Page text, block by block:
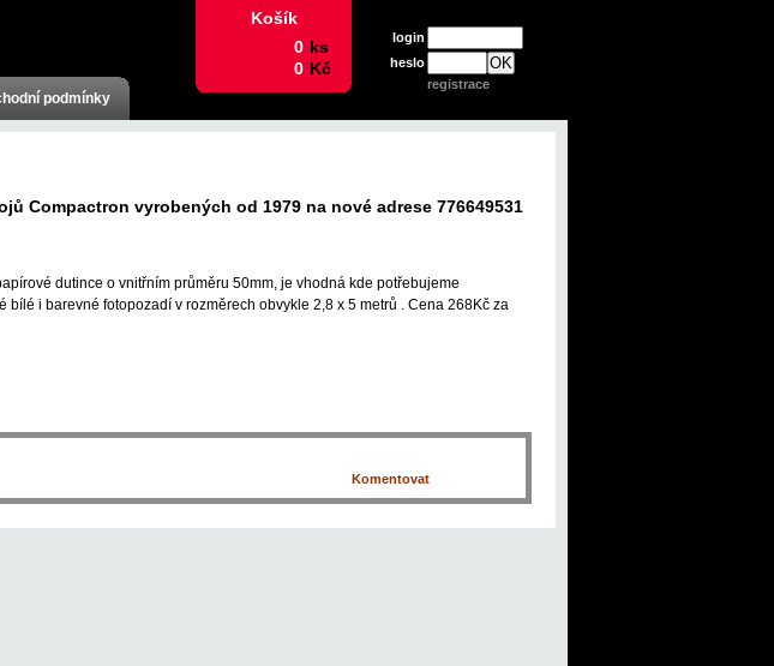
login
heslo
registrace
Košík
podmínky
Compactron vyrobených od 1979 na nové adrese 776649531
dutince o vnitřním průměru 50mm, je vhodná kde potřebujeme
bílé i barevné fotopozadí v rozměrech obvykle 2,8 x 5 metrů . Cena 268Kč za
Komentovat